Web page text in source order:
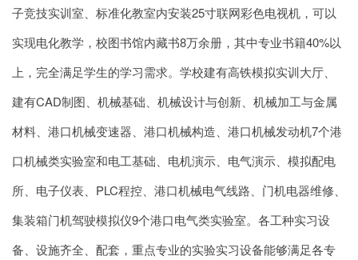
子竞技实训室、标准化教室内安装25寸联网彩色电视机，可以
实现电化教学，校图书馆内藏书8万余册，其中专业书籍40%以
上，完全满足学生的学习需求。学校建有高铁模拟实训大厅、
建有CAD制图、机械基础、机械设计与创新、机械加工与金属
材料、港口机械变速器、港口机械构造、港口机械发动机7个港
口机械类实验室和电工基础、电机演示、电气演示、模拟配电
所、电子仪表、PLC程控、港口机械电气线路、门机电器维修、
集装箱门机驾驶模拟仪9个港口电气类实验室。各工种实习设
备、设施齐全、配套，重点专业的实验实习设备能够满足各专